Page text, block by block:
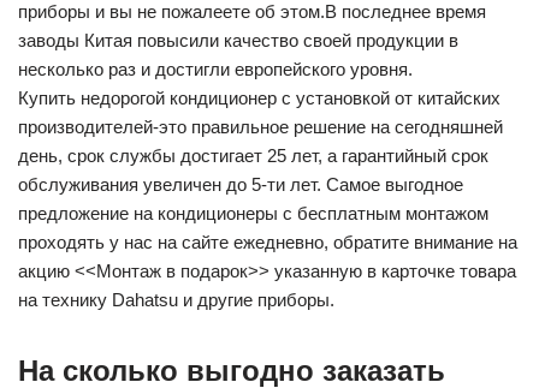
приборы и вы не пожалеете об этом.В последнее время
заводы Китая повысили качество своей продукции в
несколько раз и достигли европейского уровня.
Купить недорогой кондиционер с установкой от китайских
производителей-это правильное решение на сегодняшней
день, срок службы достигает 25 лет, а гарантийный срок
обслуживания увеличен до 5-ти лет. Самое выгодное
предложение на кондиционеры с бесплатным монтажом
проходять у нас на сайте ежедневно, обратите внимание на
акцию <<Монтаж в подарок>> указанную в карточке товара
на технику Dahatsu и другие приборы.
На сколько выгодно заказать